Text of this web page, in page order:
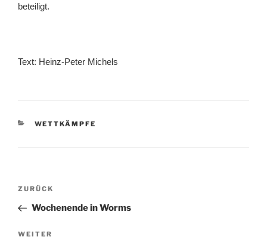
beteiligt.
Text: Heinz-Peter Michels
KATEGORIEN
WETTKÄMPFE
Beitragsnavigation
Vorheriger
Beitrag
ZURÜCK
Wochenende in Worms
Nächster
WEITER